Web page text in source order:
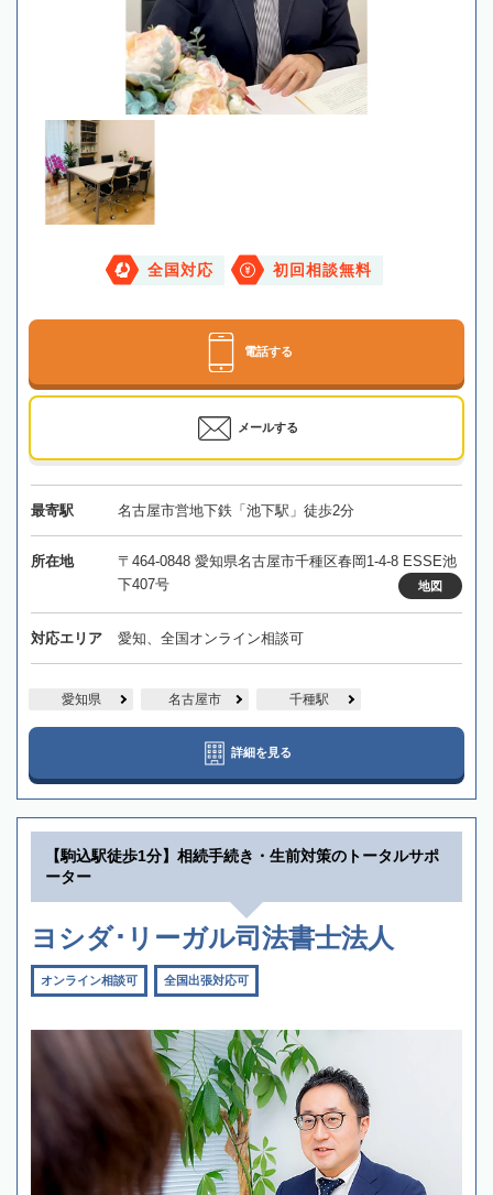
全国対応 初回相談無料
電話する
メールする
最寄駅 名古屋市営地下鉄「池下駅」徒歩2分
所在地
〒464-0848 愛知県名古屋市千種区春岡1-4-8 ESSE池
下407号
地図
対応エリア 愛知、全国オンライン相談可
愛知県 名古屋市 千種駅
詳細を見る
【駒込駅徒歩1分】相続手続き・生前対策のトータルサポ
ーター
ヨシダ･リーガル司法書士法人
オンライン相談可 全国出張対応可